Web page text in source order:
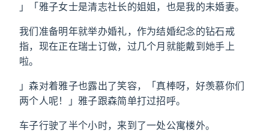
」「雅子女士是清志社长的姐姐，也是我的未婚妻。
我们准备明年就举办婚礼，作为结婚纪念的钻石戒
指，现在正在瑞士订做，过几个月就能戴到她手上
啦。
」森对着雅子也露出了笑容，「真棒呀，好羡慕你们
两个人呢！」雅子跟森简单打过招呼。
车子行驶了半个小时，来到了一处公寓楼外。